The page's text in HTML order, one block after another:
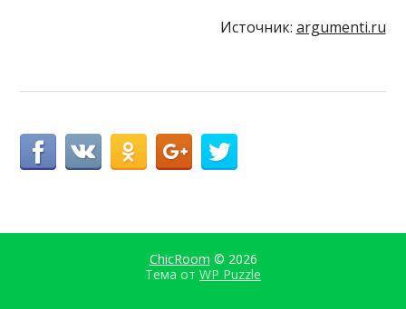
Источник: argumenti.ru
ChicRoom © 2026
Тема от WP Puzzle